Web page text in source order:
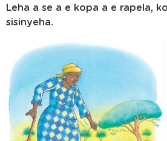
Leha a se a e kopa a e rapela,
sisinyeha.